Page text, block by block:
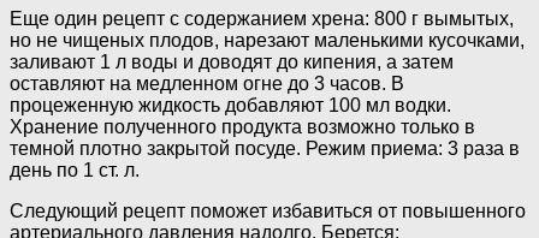
Еще один рецепт с содержанием хрена: 800 г вымытых,
но не чищеных плодов, нарезают маленькими кусочками,
заливают 1 л воды и доводят до кипения, а затем
оставляют на медленном огне до 3 часов. В
процеженную жидкость добавляют 100 мл водки.
Хранение полученного продукта возможно только в
темной плотно закрытой посуде. Режим приема: 3 раза в
день по 1 ст. л.
Следующий рецепт поможет избавиться от повышенного
артериального давления надолго. Берется: